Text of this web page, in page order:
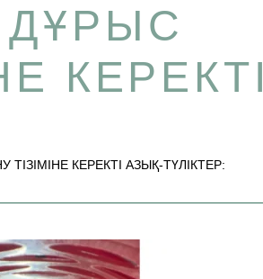
ДҰРЫС
КЕРЕКТІ
КЕРЕКТІ АЗЫҚ-ТҮЛІКТЕР: